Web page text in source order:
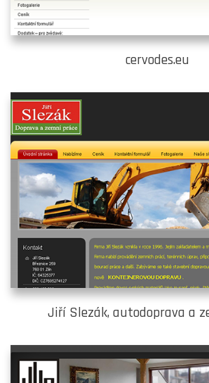
cervodes.eu
Jiří Slezák, autodoprava a